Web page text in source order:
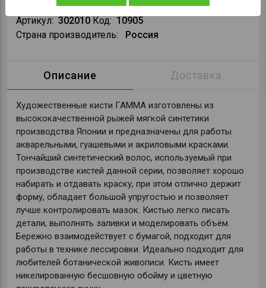
Галерея
Артикул: 302010 Код: 10905
Страна производитель:
Россия
Описание Доставка
Художественные кисти ГАММА изготовлены из
высококачественной рыжей мягкой синтетики
производства Японии и предназначены для работы
акварельными, гуашевыми и акриловыми красками.
Тончайший синтетический волос, используемый при
производстве кистей данной серии, позволяет хорошо
набирать и отдавать краску, при этом отлично держит
форму, обладает большой упругостью и позволяет
лучше контролировать мазок. Кистью легко писать
детали, выполнять заливки и моделировать объём.
Бережно взаимодействует с бумагой, подходит для
работы в технике лессировки. Идеально подходит для
любителей ботанической живописи. Кисть имеет
никелированную бесшовную обойму и цветную